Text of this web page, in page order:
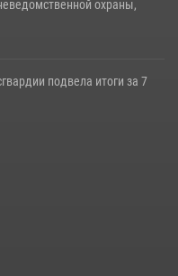
охраны,
подвела итоги за 7